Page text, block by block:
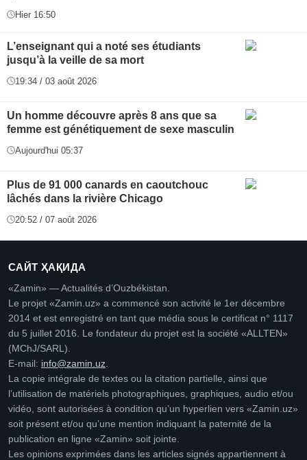
Hier 16:50
L’enseignant qui a noté ses étudiants
jusqu’à la veille de sa mort
19:34 / 03 août 2026
Un homme découvre après 8 ans que sa
femme est génétiquement de sexe masculin
Aujourd'hui 05:37
Plus de 91 000 canards en caoutchouc
lâchés dans la rivière Chicago
20:52 / 07 août 2026
САЙТ ҲАҚИДА
«Zamin» — Actualités d’Ouzbékistan.
Le projet «Zamin.uz» a commencé son activité le 1er décembre
2014 et est enregistré en tant que média sous le certificat n° 1117
du 5 juillet 2016. Le fondateur du projet est la société «ALLTEN»
(MChJ/SARL).
E-mail: info@zamin.uz
La copie intégrale de textes ou la citation partielle, ainsi que
l’utilisation de matériels photographiques, graphiques, audio et/ou
vidéo, sont autorisées à condition qu’un hyperlien vers «Zamin.uz»
soit présent et/ou qu’une mention indiquant la paternité de la
publication en ligne «Zamin» soit jointe.
Les opinions exprimées dans les articles signés appartiennent à